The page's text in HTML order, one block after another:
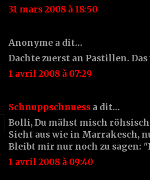
31 mars 2008 à 18:50
Anonyme a dit…
Dachte zuerst an Pastillen.
1 avril 2008 à 07:29
Schnuppschnuess a dit…
Bolli, Du mähst misch
Sieht aus wie in Marrakesch,
Bleibt mir nur noch zu sagen:
1 avril 2008 à 09:40